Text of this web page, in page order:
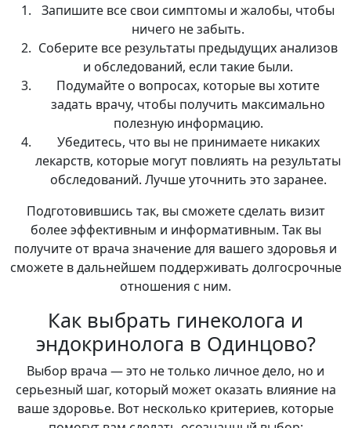
Запишите все свои симптомы и жалобы, чтобы
ничего не забыть.
Соберите все результаты предыдущих анализов
и обследований, если такие были.
Подумайте о вопросах, которые вы хотите
задать врачу, чтобы получить максимально
полезную информацию.
Убедитесь, что вы не принимаете никаких
лекарств, которые могут повлиять на результаты
обследований. Лучше уточнить это заранее.
Подготовившись так, вы сможете сделать визит
более эффективным и информативным. Так вы
получите от врача значение для вашего здоровья и
сможете в дальнейшем поддерживать долгосрочные
отношения с ним.
Как выбрать гинеколога и
эндокринолога в Одинцово?
Выбор врача — это не только личное дело, но и
серьезный шаг, который может оказать влияние на
ваше здоровье. Вот несколько критериев, которые